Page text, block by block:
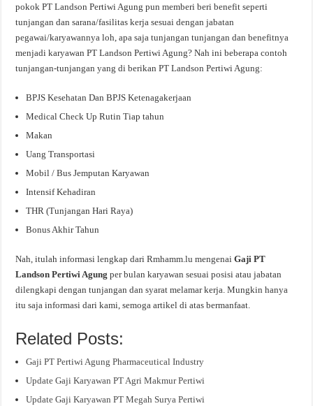
pokok PT Landson Pertiwi Agung pun memberi beri benefit seperti
tunjangan dan sarana/fasilitas kerja sesuai dengan jabatan
pegawai/karyawannya loh, apa saja tunjangan tunjangan dan benefitnya
menjadi karyawan PT Landson Pertiwi Agung? Nah ini beberapa contoh
tunjangan-tunjangan yang di berikan PT Landson Pertiwi Agung:
BPJS Kesehatan Dan BPJS Ketenagakerjaan
Medical Check Up Rutin Tiap tahun
Makan
Uang Transportasi
Mobil / Bus Jemputan Karyawan
Intensif Kehadiran
THR (Tunjangan Hari Raya)
Bonus Akhir Tahun
Nah, itulah informasi lengkap dari Rmhamm.lu mengenaiGaji PT
Landson Pertiwi Agungper bulan karyawan sesuai posisi atau jabatan
dilengkapi dengan tunjangan dan syarat melamar kerja. Mungkin hanya
itu saja informasi dari kami, semoga artikel di atas bermanfaat.
Related Posts:
Gaji PT Pertiwi Agung Pharmaceutical Industry
Update Gaji Karyawan PT Agri Makmur Pertiwi
Update Gaji Karyawan PT Megah Surya Pertiwi